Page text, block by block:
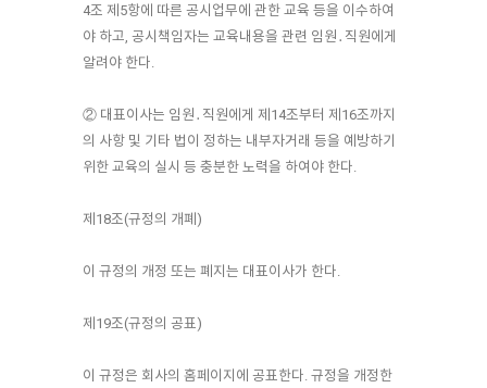
4조 제5항에 따른 공시업무에 관한 교육 등을 이수하여
야 하고, 공시책임자는 교육내용을 관련 임원․직원에게
알려야 한다.
② 대표이사는 임원․직원에게 제14조부터 제16조까지
의 사항 및 기타 법이 정하는 내부자거래 등을 예방하기
위한 교육의 실시 등 충분한 노력을 하여야 한다.
제18조(규정의 개폐)
이 규정의 개정 또는 폐지는 대표이사가 한다.
제19조(규정의 공표)
이 규정은 회사의 홈페이지에 공표한다. 규정을 개정한